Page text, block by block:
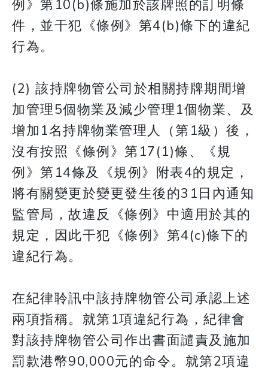
例》第10(b)條施加於該牌照的訂明條
件，並干犯《條例》第4(b)條下的違紀
行為。
(2) 該持牌物管公司於相關持牌期間增
加管理5個物業及減少管理1個物業、及
增加1名持牌物業管理人（第1級）後，
沒有按照《條例》第17(1)條、《規
例》第14條及《規例》附表4的規定，
將有關變更於變更發生後的31日內通知
監管局，故違反《條例》中適用於其的
規定，因此干犯《條例》第4(c)條下的
違紀行為。
在紀律聆訊中該持牌物管公司承認上述
兩項指稱。就第1項違紀行為，紀律會
對該持牌物管公司作出書面譴責及施加
罰款港幣90,000元的命令。就第2項違